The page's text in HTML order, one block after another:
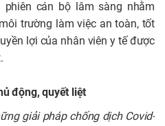
cán bộ lâm sàng nhằm
trường làm việc an toàn, tốt
lợi của nhân viên y tế được
động, quyết liệt
giải pháp chống dịch Covid-